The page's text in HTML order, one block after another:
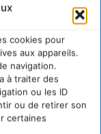
cookies pour
aux appareils.
navigation.
à traiter des
ou les ID
ou de retirer son
certaines
le